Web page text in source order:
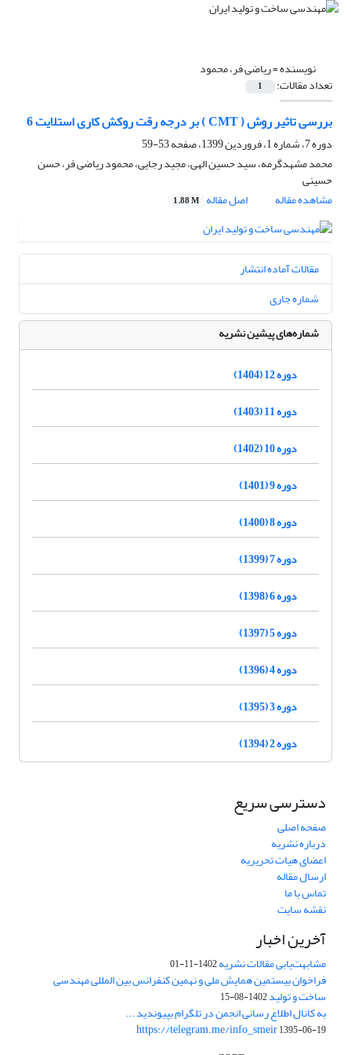
نویسنده =ریاضی فر، محمود
تعداد مقالات: 1
بررسی تاثیر روش ( CMT ) بر درجه رقت روکش کاری استلایت 6
دوره 7، شماره 1، فروردین 1399، صفحه
53-59
محمد مشهدگرمه، سید حسین الهی، مجید رجایی، محمود ریاضی فر، حسن
حسینی
مشاهده مقاله
اصل مقاله 1.88 M
مقالات آماده انتشار
شماره جاری
شماره‌های پیشین نشریه
دوره 12 (1404)
دوره 11 (1403)
دوره 10 (1402)
دوره 9 (1401)
دوره 8 (1400)
دوره 7 (1399)
دوره 6 (1398)
دوره 5 (1397)
دوره 4 (1396)
دوره 3 (1395)
دوره 2 (1394)
دسترسی سریع
صفحه اصلی
درباره نشریه
اعضای هیات تحریریه
ارسال مقاله
تماس با ما
نقشه سایت
آخرین اخبار
مشابهت‌یابی مقالات نشریه1402-11-01
فراخوان بیستمین همایش ملی و نهمین کنفرانس بین المللی مهندسی
ساخت و تولید1402-08-15
به کانال اطلاع رسانی انجمن در تلگرام بپیوندید ...
https://telegram.me/info_smeir1395-06-19